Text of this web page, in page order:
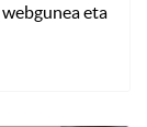
webgunea eta